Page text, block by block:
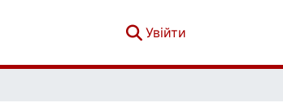
Увійти